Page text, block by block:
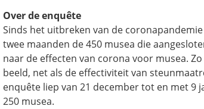
Over de enquête
Sinds het uitbreken van de
twee maanden de 450 musea die
naar de effecten van corona voor musea.
beeld, net als de effectiviteit van
enquête liep van 21 december tot en met 9
250 musea.